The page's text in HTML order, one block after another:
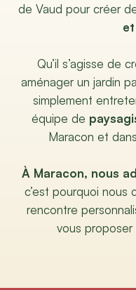
de Vaud pour créer
Qu’il s’agisse de
aménager un jardin
simplement
équipe de
Maracon et
À Maracon, nous
c’est pourquoi nous
rencontre
vous